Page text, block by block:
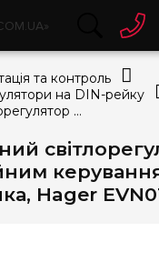
Hager
0 800
044
Viber
та контроль
на DIN-рейку
Універсальний світлорегулятор з дистанційним керуванням 300 Вт, DIN-рейка, Hager EVN011